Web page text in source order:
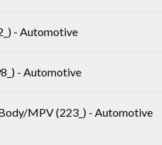
- Automotive
- Automotive
MPV (223_) - Automotive